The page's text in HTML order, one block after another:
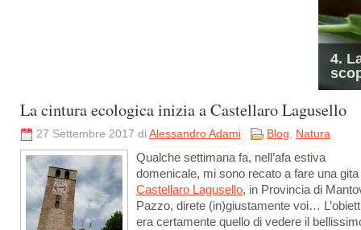
4. La natura determina la forma sulla base dello
La cintura ecologica inizia a Castellaro Lagusello
27 Settembre 2017 di Alessandro Adami Blog, Natura
Qualche settimana fa, nell’afa estiva
domenicale, mi sono recato a fare una gita
Castellaro Lagusello, in Provincia di
Pazzo, direte (in)giustamente voi…
era certamente quello di vedere il